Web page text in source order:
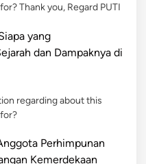
Thank you, Regard PUTI
yang
dan Dampaknya di
regarding about this
Perhimpunan
Kemerdekaan